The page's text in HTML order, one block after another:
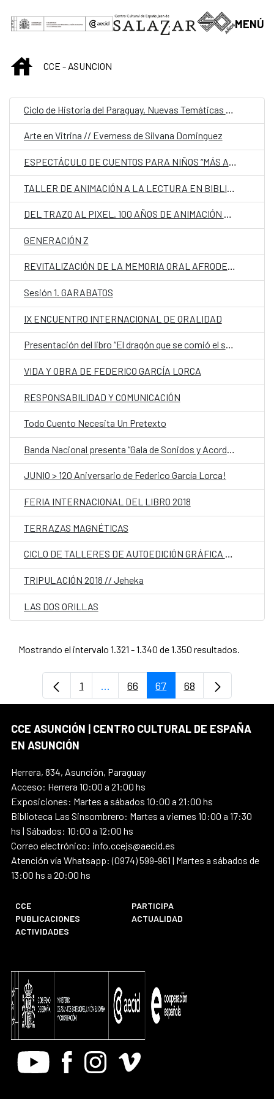
Saltar al contenido principal
MENÚ
INICIOCCE - ASUNCION
Arte en Vitrina // Everness de Silvana Dominguez
ESPECTÁCULO DE CUENTOS PARA NIÑOS “MÁS ALLÁ DEL OCÉANO”
DEL TRAZO AL PIXEL. 100 AÑOS DE ANIMACIÓN ESPAÑOLA
GENERACIÓN Z
REVITALIZACIÓN DE LA MEMORIA ORAL AFRODESCENDIENTE EN PARAGUAY
Sesión 1. GARABATOS
IX ENCUENTRO INTERNACIONAL DE ORALIDAD
Presentación del libro “El dragón que se comió el sol y otros cuentos de la Baja Casamance”
VIDA Y OBRA DE FEDERICO GARCÍA LORCA
RESPONSABILIDAD Y COMUNICACIÓN
Todo Cuento Necesita Un Pretexto
Banda Nacional presenta “Gala de Sonidos y Acordes”
JUNIO > 120 Aniversario de Federico García Lorca!
FERIA INTERNACIONAL DEL LIBRO 2018
TERRAZAS MAGNÉTICAS
CICLO DE TALLERES DE AUTOEDICIÓN GRÁFICA – COLLAGE
TRIPULACIÓN 2018 // Jeheka
LAS DOS ORILLAS
Mostrando el intervalo 1.321 - 1.340 de 1.350 resultados.
Página
1 ...Páginas intermedias Use TAB para
Página
66 Página
67 Página
68
CCE ASUNCIÓN | CENTRO CULTURAL DE ESPAÑA
EN ASUNCIÓN
Herrera, 834, Asunción, Paraguay
Acceso: Herrera 10:00 a 21:00 hs
Exposiciones: Martes a sábados 10:00 a 21:00 hs
Biblioteca Las Sinsombrero: Martes a viernes 10:00 a 17:30
hs | Sábados: 10:00 a 12:00 hs
Correo electrónico: info.ccejs@aecid.es
Atención vía Whatsapp: (0974) 599-961 | Martes a sábados de
13:00 hs a 20:00 hs
CCE
PARTICIPA
PUBLICACIONES
ACTUALIDAD
ACTIVIDADES
Youtube FacebookInstagram
Vimeo